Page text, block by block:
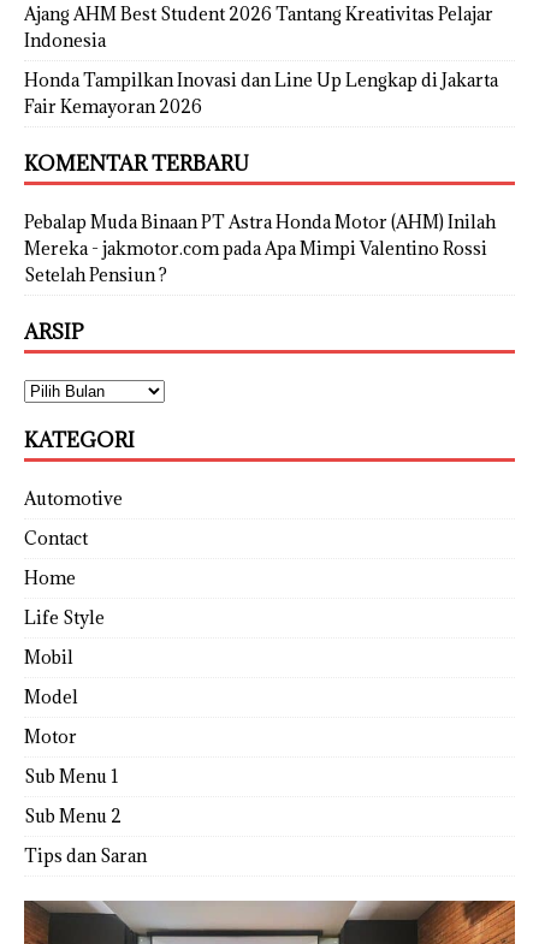
Ajang AHM Best Student 2026 Tantang Kreativitas Pelajar
Indonesia
Honda Tampilkan Inovasi dan Line Up Lengkap di Jakarta
Fair Kemayoran 2026
KOMENTAR TERBARU
Pebalap Muda Binaan PT Astra Honda Motor (AHM) Inilah
Mereka - jakmotor.compadaApa Mimpi Valentino Rossi
Setelah Pensiun ?
ARSIP
KATEGORI
Automotive
Contact
Home
Life Style
Mobil
Model
Motor
Sub Menu 1
Sub Menu 2
Tips dan Saran